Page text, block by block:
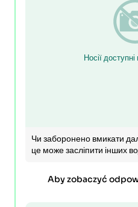
Носії
Чи заборонено вмикати
це може засліпити інших
Aby zobaczyć